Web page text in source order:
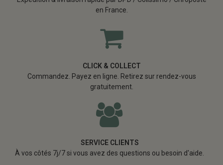
en France.
CLICK & COLLECT
Commandez. Payez en ligne. Retirez sur rendez-vous
gratuitement.
SERVICE CLIENTS
À vos côtés 7j/7 si vous avez des questions ou besoin d'aide.